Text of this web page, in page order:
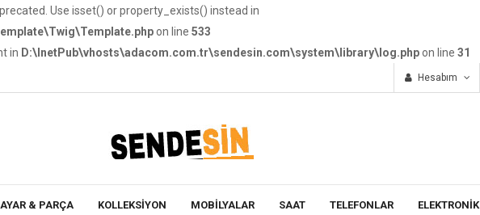
Use isset() or property_exists() instead in
on line 533
in D:\InetPub\vhosts\adacom.com.tr\sendesin.com\system\library\log.phpon line 31
Hesabım
& PARÇA KOLLEKSİYON MOBILYALAR SAAT TELEFONLAR ELEKTRONİK